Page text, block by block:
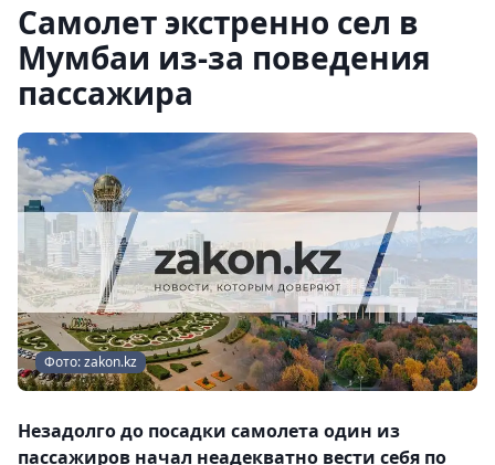
Самолет экстренно сел в
Мумбаи из-за поведения
пассажира
Фото: zakon.kz
Незадолго до посадки самолета один из
пассажиров начал неадекватно вести себя по